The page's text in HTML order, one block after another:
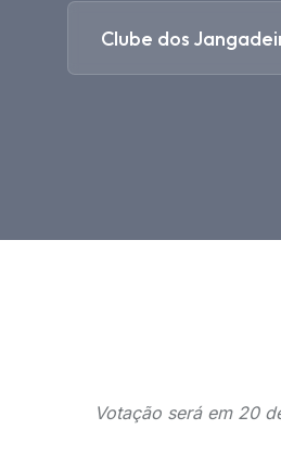
Clube dos
Votação será em 20